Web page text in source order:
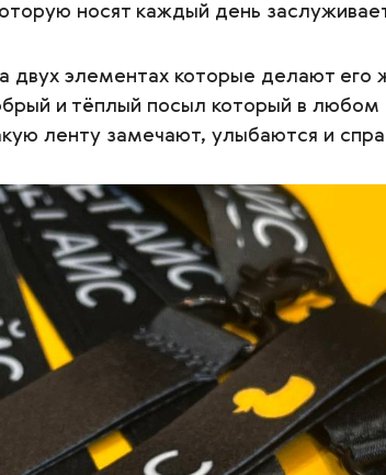
носят каждый день
двух элементах которые делают
и тёплый посыл который в
ленту замечают, улыбаются и